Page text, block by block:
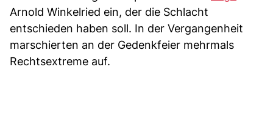
Arnold Winkelried ein, der die Schlacht
entschieden haben soll. In der Vergangenheit
marschierten an der Gedenkfeier mehrmals
Rechtsextreme auf.